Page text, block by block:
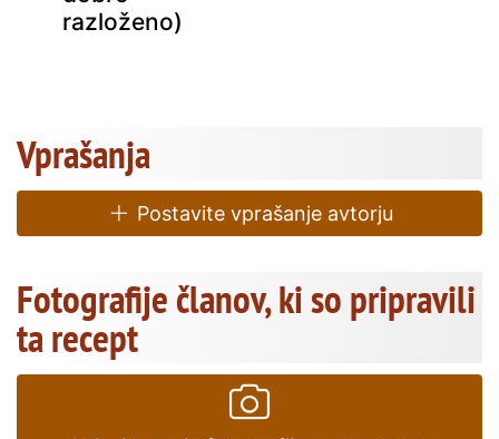
razloženo)
Vprašanja
Postavite vprašanje avtorju
Fotografije članov, ki so pripravili
ta recept